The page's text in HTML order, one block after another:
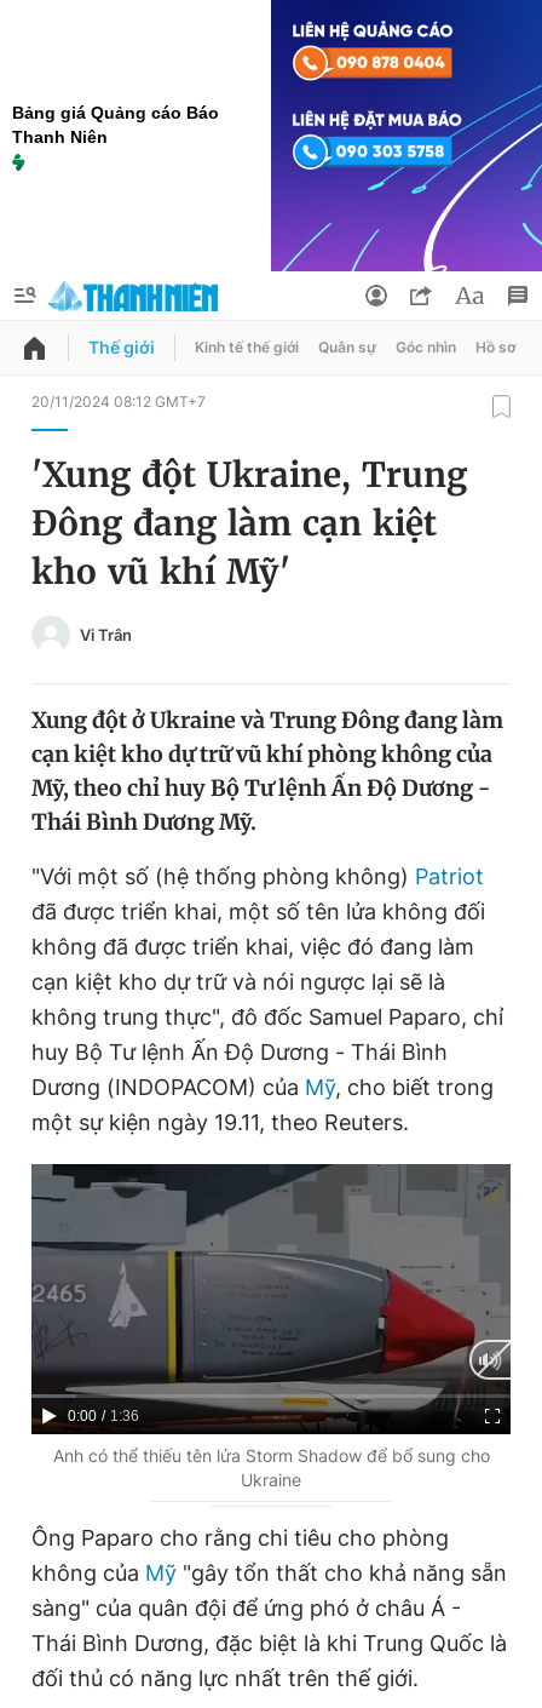
Bảng giá Quảng cáo Báo
Thanh Niên
QUẢNG CÁO
Chuyên mục
Chuyên mục khác
Chào ngày mới
Video Magazine
Sản phẩm khác
Tiện ích Bạn cần biết
Thông tin tòa soạn Liên hệ quảng cáo
Đọc Thanh Niên trên điện thoại
Theo dõi báo trên
Hotline
0906 645 777
Liên hệ quảng cáo
0908 780 404
RSS
Tổng biên tập: Nguyễn Ngọc Toàn
Phó tổng biên tập thường trực: Hải Thành
Phó tổng biên tập: Lâm Hiếu Dũng
Phó tổng biên tập: Trần Việt Hưng
Tổng thư ký tòa soạn: Đức Trung
Giấy phép xuất bản số 110/GP - BTTTT cấp ngày 24.3.2020
© 2003-2026 Bản quyền thuộc về Báo Thanh Niên. Cấm sao
chép dưới mọi hình thức nếu không có sự chấp thuận bằng văn
Đổi mật khẩu
Tin đã lưu
Thế giới Kinh tế thế giới Quân sự Góc nhìn Hồ sơ
20/11/2024 08:12 GMT+7
'Xung đột Ukraine, Trung
Đông đang làm cạn kiệt
kho vũ khí Mỹ'
Vi Trân
Xung đột ở Ukraine và Trung Đông đang làm
cạn kiệt kho dự trữ vũ khí phòng không của
Mỹ, theo chỉ huy Bộ Tư lệnh Ấn Độ Dương -
Thái Bình Dương Mỹ.
"Với một số (hệ thống phòng không) Patriot
đã được triển khai, một số tên lửa không đối
không đã được triển khai, việc đó đang làm
cạn kiệt kho dự trữ và nói ngược lại sẽ là
không trung thực", đô đốc Samuel Paparo, chỉ
huy Bộ Tư lệnh Ấn Độ Dương - Thái Bình
Dương (INDOPACOM) của Mỹ, cho biết trong
một sự kiện ngày 19.11, theo Reuters.
C
u
t
T
0:00 / D
u
i
o
1:36
Anh có thể thiếu tên lửa Storm Shadow để bổ sung cho
Ukraine
Ông Paparo cho rằng chi tiêu cho phòng
không của Mỹ "gây tổn thất cho khả năng sẵn
sàng" của quân đội để ứng phó ở châu Á -
Thái Bình Dương, đặc biệt là khi Trung Quốc là
đối thủ có năng lực nhất trên thế giới.